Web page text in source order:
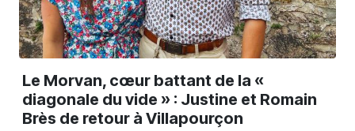
Le Morvan, cœur battant de la «
diagonale du vide » : Justine et Romain
Brès de retour à Villapourçon